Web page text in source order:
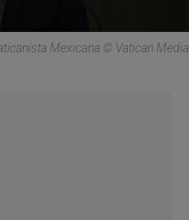
Mexicana © Vatican Media